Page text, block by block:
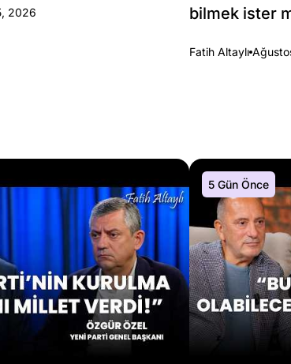
2026
bilmek ister
Fatih Altaylı
5 Gün Önce